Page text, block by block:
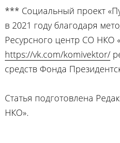
*** Социальный проект
в 2021 году благодаря
Ресурсного центр СО НКО
https://vk.com/komivektor/
средств Фонда
Статья подготовлена
НКО».